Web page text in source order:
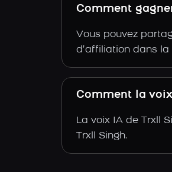
Comment
Vous pouvez
d’affiliation dans
Comment la
La voix IA de Trxll
Trxll Singh.